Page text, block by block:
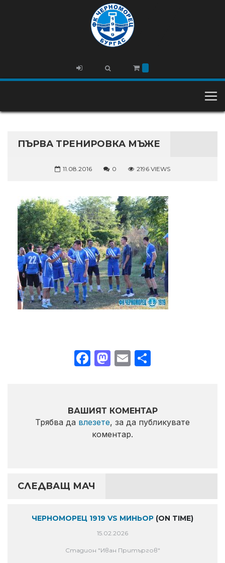
ПЪРВА ТРЕНИРОВКА МЪЖЕ
11.08.2016 0 2196 VIEWS
Facebook
Mastodon
Email
ВАШИЯТ КОМЕНТАР
Трябва да влезете, за да публикувате
коментар.
СЛЕДВАЩ МАЧ
ЧЕРНОМОРЕЦ 1919 VS МИНЬОР (ON TIME)
15.02.2026
Стадион "Иван Притъргов"